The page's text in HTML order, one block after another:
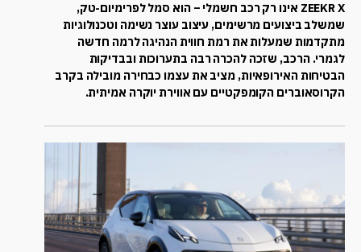
ZEEKR X אינו רק רכב חשמלי – הוא סמל לפרימיום-טק,
שמשלב ביצועים מרשימים, עיצוב עוצר נשימה וטכנולוגיות
מתקדמות שמעלות את רמת חווית הנהיגה לרמה חדשה
לגמרי. הרכב, שזכה להכרה רבה בתערוכות ובבדיקות
הבטיחות האירופאיות, מציב את עצמו כבחירה מובילה בקרב
הקרוסאוברים הקומפקטיים עם אווירת יוקרה אמיתית.